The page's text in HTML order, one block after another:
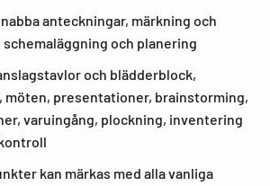
anteckningar, märkning och
och planering
och blädderblock,
möten, presentationer, brainstorming,
varuingång, plockning, inventering
kan märkas med alla vanliga